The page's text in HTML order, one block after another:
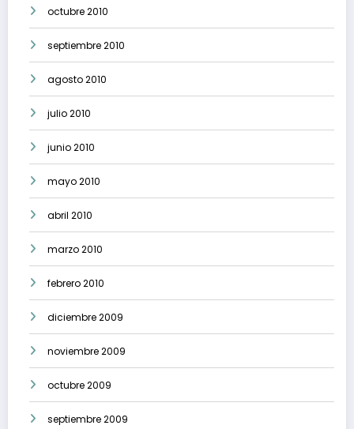
octubre 2010
septiembre 2010
agosto 2010
julio 2010
junio 2010
mayo 2010
abril 2010
marzo 2010
febrero 2010
diciembre 2009
noviembre 2009
octubre 2009
septiembre 2009